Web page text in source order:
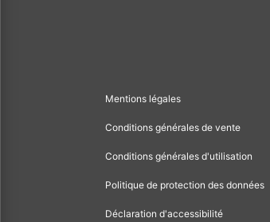
Mentions légales
Conditions générales de vente
Conditions générales d'utilisation
Politique de protection des données
Déclaration d'accessibilité